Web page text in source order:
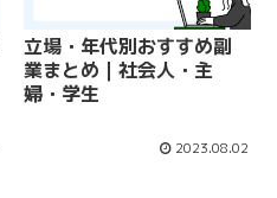
立場・年代別おすすめ副
業まとめ｜社会人・主
婦・学生
2023.08.02